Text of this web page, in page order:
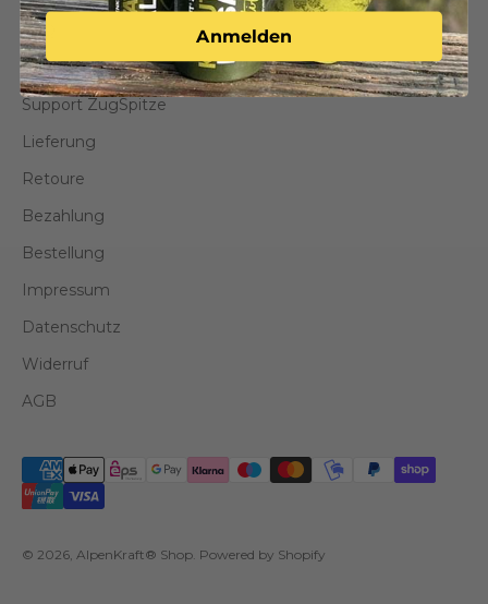
FAQ
Support Klassik
Support ZugSpitze
Lieferung
Retoure
Bezahlung
Bestellung
Impressum
Datenschutz
Widerruf
AGB
© 2026, AlpenKraft® Shop. Powered by Shopify
Anmelden